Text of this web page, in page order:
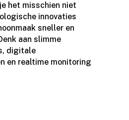
het misschien niet
innovaties
sneller en
aan slimme
digitale
en realtime monitoring